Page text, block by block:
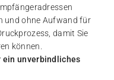
und ohne Aufwand für
damit Sie
können.
ein unverbindliches